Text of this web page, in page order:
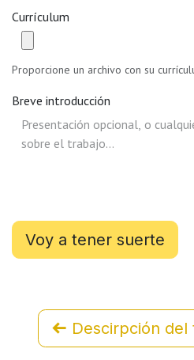
Currículum
Proporcione un archivo con su
Breve introducción
Voy a tener suerte
Descirpción del